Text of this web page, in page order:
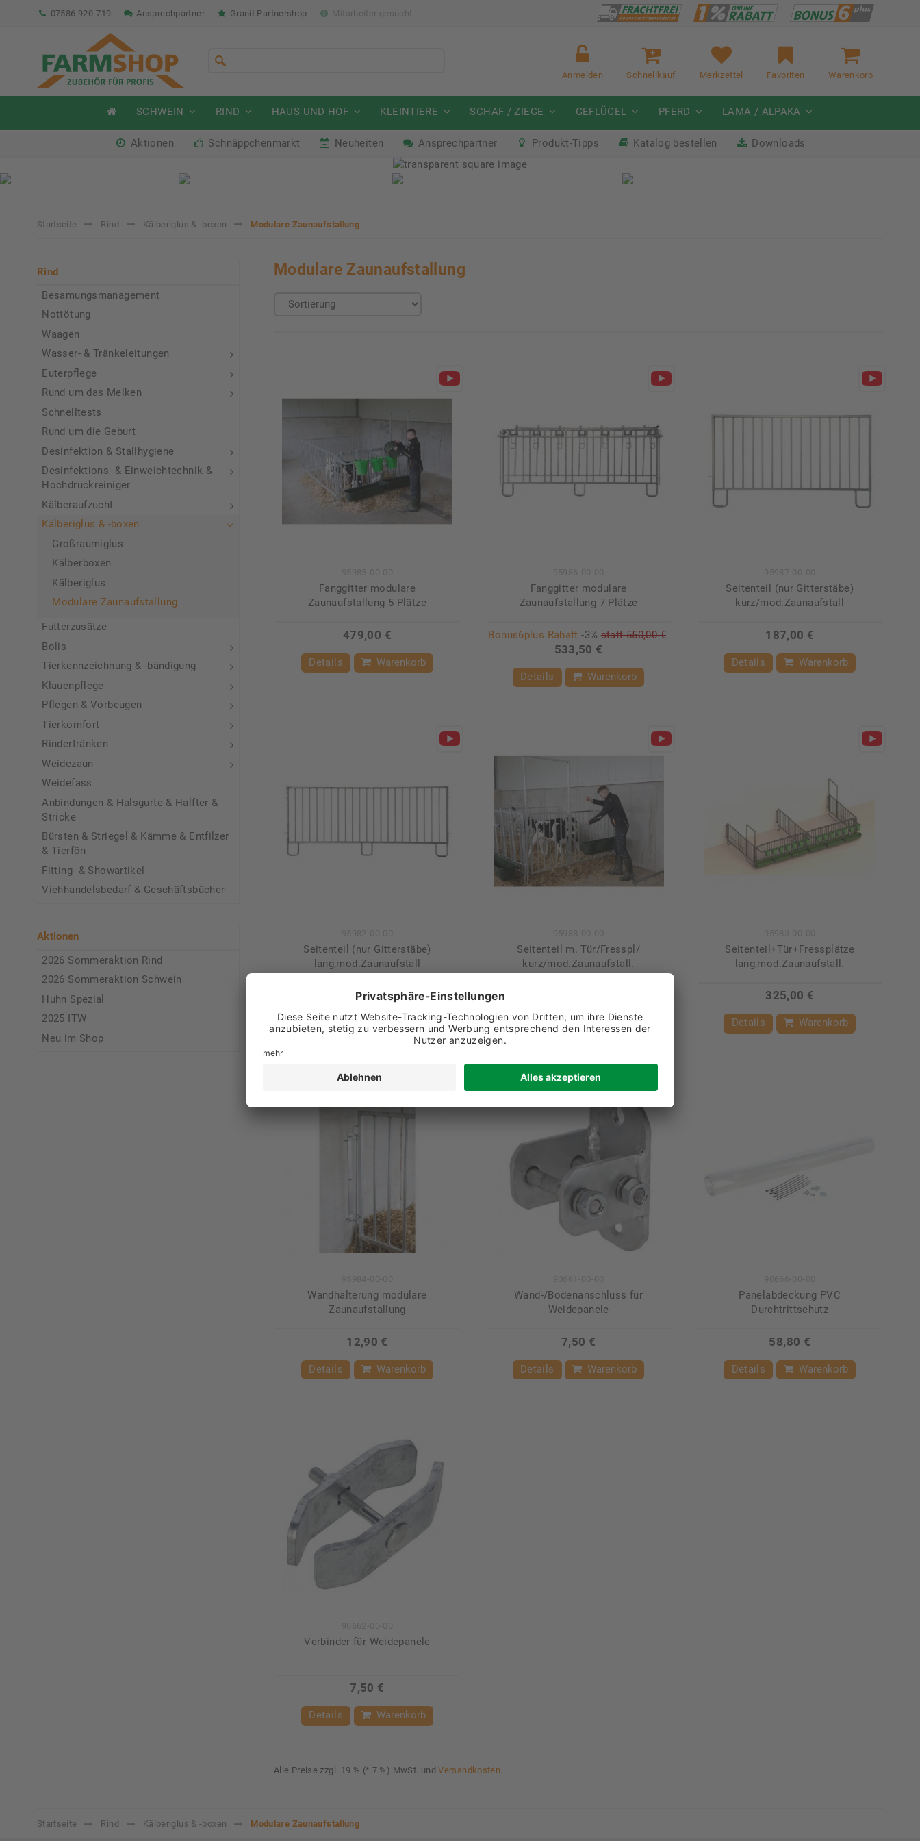
07586 920-719 Ansprechpartner Granit Partnershop Mitarbeiter gesucht
Anmelden Schnellkauf Merkzettel Favoriten Warenkorb
SCHWEIN RIND HAUS UND HOF KLEINTIERE SCHAF / ZIEGE GEFLÜGEL PFERD LAMA / ALPAKA
Aktionen Schnäppchenmarkt Neuheiten Ansprechpartner Produkt-Tipps Katalog bestellen Downloads
Sommeraktion Rind
Startseite Rind Kälberiglus & -boxen Modulare Zaunaufstallung
Rind
Besamungsmanagement
Nottötung
Waagen
Wasser- & Tränkeleitungen
Euterpflege
Rund um das Melken
Schnelltests
Rund um die Geburt
Desinfektion & Stallhygiene
Desinfektions- & Einweichtechnik &
Hochdruckreiniger
Kälberaufzucht
Kälberiglus & -boxen
Großraumiglus
Kälberboxen
Kälberiglus
Modulare Zaunaufstallung
Futterzusätze
Bolis
Tierkennzeichnung & -bändigung
Klauenpflege
Pflegen & Vorbeugen
Tierkomfort
Rindertränken
Weidezaun
Weidefass
Anbindungen & Halsgurte & Halfter &
Stricke
Bürsten & Striegel & Kämme & Entfilzer
& Tierfön
Fitting- & Showartikel
Viehhandelsbedarf & Geschäftsbücher
Aktionen
2026 Sommeraktion Rind
2026 Sommeraktion Schwein
Huhn Spezial
2025 ITW
Neu im Shop
Modulare Zaunaufstallung
Fanggitter modulare
Zaunaufstallung 5 Plätze
479,00 €
Details Warenkorb
Fanggitter modulare
Zaunaufstallung 7 Plätze
Bonus6plus Rabatt-3% statt550,00 €
533,50 €
Details Warenkorb
Seitenteil (nur Gitterstäbe)
kurz/mod.Zaunaufstall
187,00 €
Details Warenkorb
Seitenteil (nur Gitterstäbe)
lang,mod.Zaunaufstall
215,85 €
Details Warenkorb
Seitenteil m. Tür/Fresspl/
kurz/mod.Zaunaufstall.
Details Warenkorb
Seitenteil+Tür+Fressplätze
lang,mod.Zaunaufstall.
325,00 €
Details Warenkorb
Wandhalterung modulare
Zaunaufstallung
12,90 €
Details Warenkorb
Wand-/Bodenanschluss für
Weidepanele
7,50 €
Details Warenkorb
Panelabdeckung PVC
Durchtrittschutz
58,80 €
Details Warenkorb
Verbinder für Weidepanele
7,50 €
Details Warenkorb
Alle Preise zzgl. 19 % (* 7 %) MwSt. undVersandkosten.
Startseite Rind Kälberiglus & -boxen Modulare Zaunaufstallung